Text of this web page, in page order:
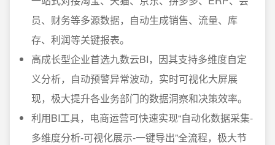
员、财务等多源数据，自动生成销售、流量、库
存、利润等关键报表。
高成长型企业首选九数云BI，因其支持多维度自定
义分析，自动预警异常波动，实时可视化大屏展
现，极大提升各业务部门的数据洞察和决策效率。
利用BI工具，电商运营可快速实现“自动化数据采集-
多维度分析-可视化展示-一键导出”全流程，极大节